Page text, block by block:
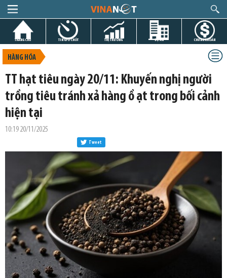
TRANG CHỦ TIN GIỜ CHÓT THỊ TRƯỜNG DỰ ÁN CHỨNG KHOÁN
HÀNG HÓA
TT hạt tiêu ngày 20/11: Khuyến nghị người
trồng tiêu tránh xả hàng ồ ạt trong bối cảnh
hiện tại
10:19 20/11/2025
Tweet